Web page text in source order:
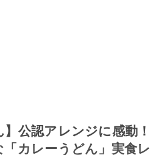
】公認アレンジに感動！
カレーうどん」実食レ